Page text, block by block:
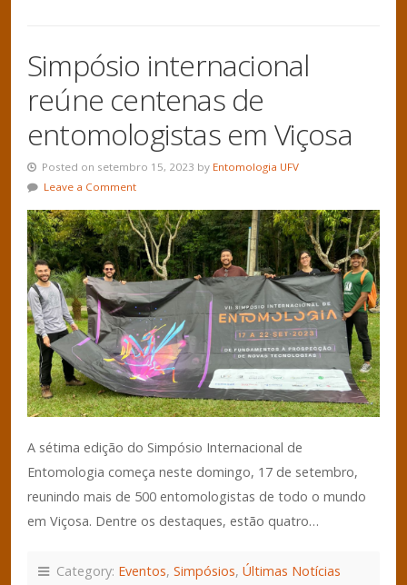
Simpósio internacional
reúne centenas de
entomologistas em Viçosa
Posted on setembro 15, 2023 by Entomologia UFV
Leave a Comment
A sétima edição do Simpósio Internacional de
Entomologia começa neste domingo, 17 de setembro,
reunindo mais de 500 entomologistas de todo o mundo
em Viçosa. Dentre os destaques, estão quatro…
Category: Eventos, Simpósios, Últimas Notícias